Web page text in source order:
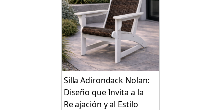
Silla Adirondack Nolan:
Diseño que Invita a la
Relajación y al Estilo